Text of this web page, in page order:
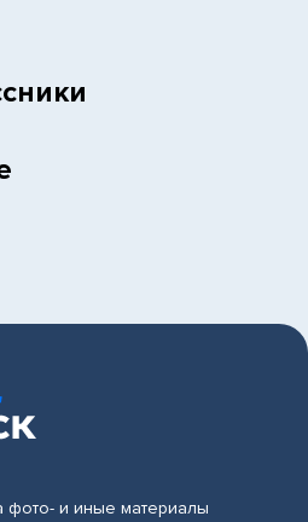
фото- и иные материалы